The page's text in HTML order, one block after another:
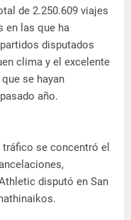
de 2.250.609 viajes
en las que ha
disputados
clima y el excelente
se hayan
año.
se concentró el
disputó en San